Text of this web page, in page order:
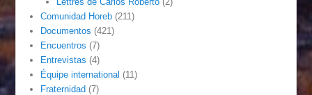
Comunidad Horeb (211)
Documentos (421)
Encuentros (7)
Entrevistas (4)
Équipe international (11)
Fraternidad (7)